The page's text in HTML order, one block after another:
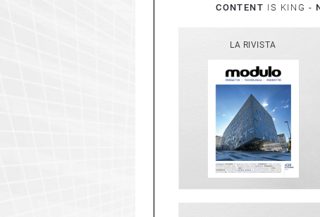
LA RIVISTA
CONTENT IS KING -